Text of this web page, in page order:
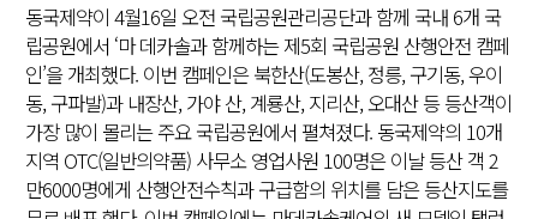
동국제약이 4월16일 오전 국립공원관리공단과 함께 국내 6개 국
립공원에서 ‘마 데카솔과 함께하는 제5회 국립공원 산행안전 캠페
인’을 개최했다. 이번 캠페인은 북한산(도봉산, 정릉, 구기동, 우이
동, 구파발)과 내장산, 가야 산, 계룡산, 지리산, 오대산 등 등산객이
가장 많이 몰리는 주요 국립공원에서 펼쳐졌다. 동국제약의 10개
지역 OTC(일반의약품) 사무소 영업사원 100명은 이날 등산 객 2
만6000명에게 산행안전수칙과 구급함의 위치를 담은 등산지도를